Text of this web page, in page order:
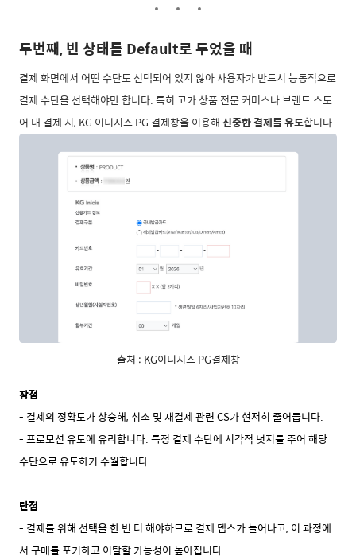
두번째, 빈 상태를 Default로 두었을 때
결제 화면에서 어떤 수단도 선택되어 있지 않아 사용자가 반드시 능동적으로
결제 수단을 선택해야만 합니다. 특히 고가 상품 전문 커머스나 브랜드 스토
어 내 결제 시, KG 이니시스 PG 결제창을 이용해신중한 결제를 유도합니다.
출처 : KG이니시스 PG결제창
장점
- 결제의 정확도가 상승해, 취소 및 재결제 관련 CS가 현저히 줄어듭니다.
- 프로모션 유도에 유리합니다. 특정 결제 수단에 시각적 넛지를 주어 해당
수단으로 유도하기 수월합니다.
단점
- 결제를 위해 선택을 한 번 더 해야하므로 결제 뎁스가 늘어나고, 이 과정에
서 구매를 포기하고 이탈할 가능성이 높아집니다.